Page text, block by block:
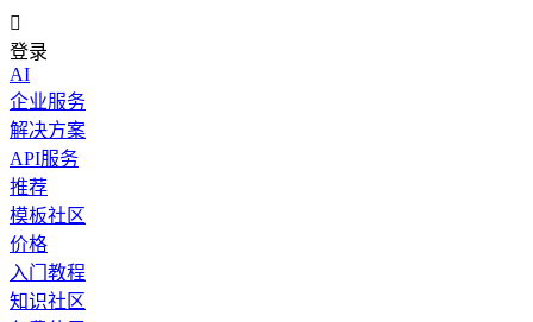

登录
AI
企业服务
解决方案
API服务
推荐
模板社区
价格
入门教程
知识社区